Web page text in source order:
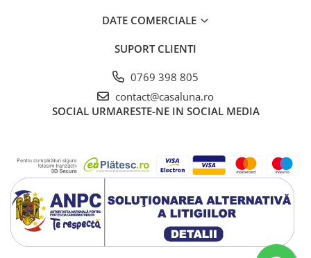
DATE COMERCIALE
SUPORT CLIENTI
0769 398 805
contact@casaluna.ro
SOCIAL URMARESTE-NE IN SOCIAL MEDIA